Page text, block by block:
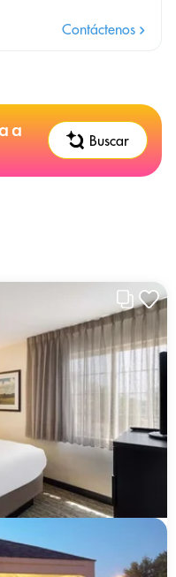
Contáctenos
a
Buscar